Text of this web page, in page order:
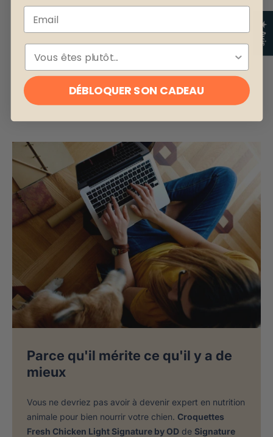
Parce qu'il mérite ce qu'il y a de
mieux
Vous ne devriez pas avoir à devenir expert en nutrition
animale pour bien nourrir votre chien. Croquettes
Fresh Chicken Light Signature by OD de Signature
★ Avis
ESPÈCE
DÉBLOQUER SON CADEAU